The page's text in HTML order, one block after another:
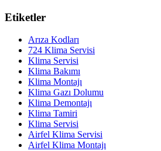
Etiketler
Arıza Kodları
724 Klima Servisi
Klima Servisi
Klima Bakımı
Klima Montajı
Klima Gazı Dolumu
Klima Demontajı
Klima Tamiri
Klima Servisi
Airfel Klima Servisi
Airfel Klima Montajı